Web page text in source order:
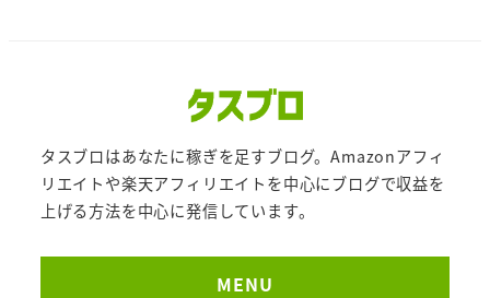
タスブロはあなたに稼ぎを足すブログ。Amazonアフィ
リエイトや楽天アフィリエイトを中心にブログで収益を
上げる方法を中心に発信しています。
MENU